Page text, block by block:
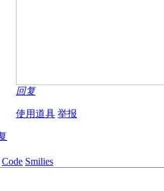
回复
使用道具 举报
Code Smilies